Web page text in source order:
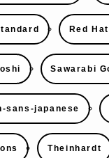
Red
Sawarabi
sans-japanese
Theinhardt